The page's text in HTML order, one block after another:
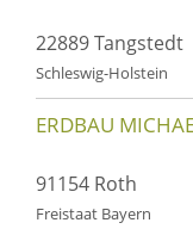
22889 Tangstedt
Schleswig-Holstein
ERDBAU
91154 Roth
Freistaat Bayern